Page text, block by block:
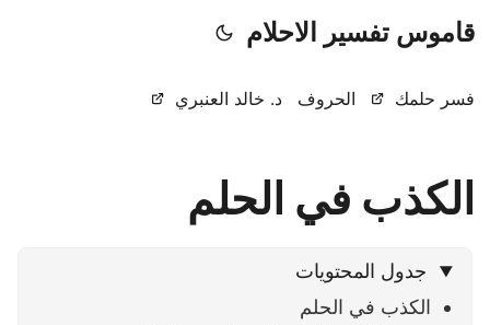
قاموس تفسير الاحلام
فسر حلمك الحروف د. خالد العنبري
الكذب في الحلم
جدول المحتويات
الكذب في الحلم